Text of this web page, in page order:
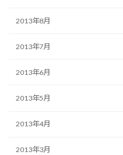
2013年8月
2013年7月
2013年6月
2013年5月
2013年4月
2013年3月